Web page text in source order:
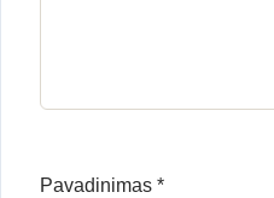
Pavadinimas *